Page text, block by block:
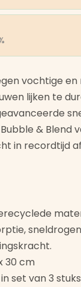
vochtige en
lijken te
& Blend
in recordtijd
30 cm
set van 3 stuks